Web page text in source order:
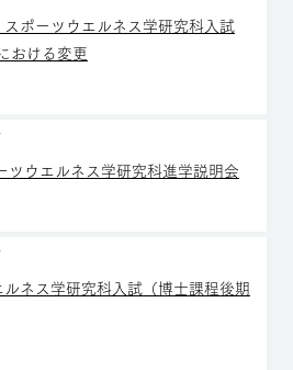
スポーツウエルネス学研究科入試
おける変更
ウエルネス学研究科進学説明会
ネス学研究科入試（博士課程後期